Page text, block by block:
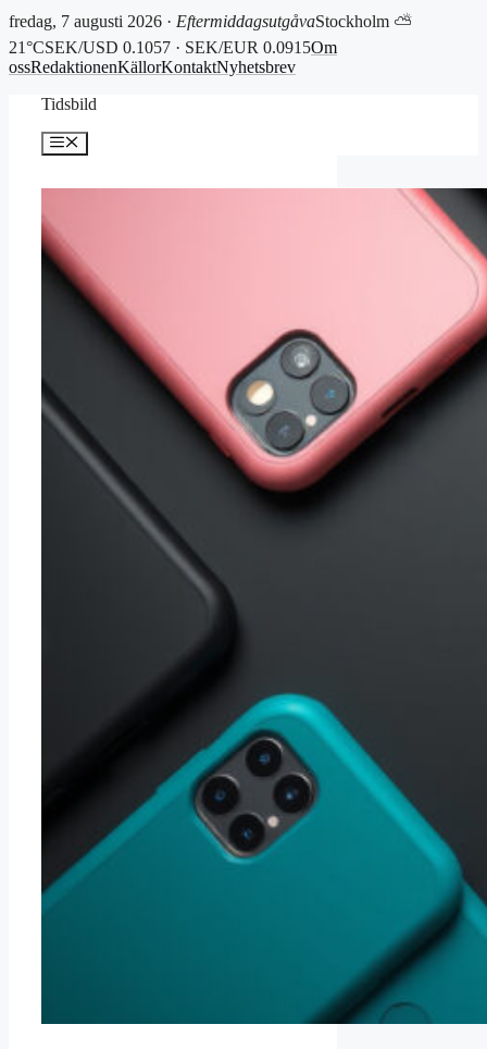
fredag, 7 augusti 2026 · EftermiddagsutgåvaStockholm ⛅
21°CSEK/USD 0.1057 · SEK/EUR 0.0915Om
ossRedaktionenKällorKontaktNyhetsbrev
Tidsbild
Meny